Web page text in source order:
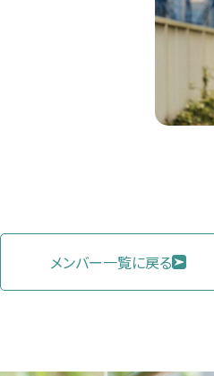
メンバー一覧に戻る